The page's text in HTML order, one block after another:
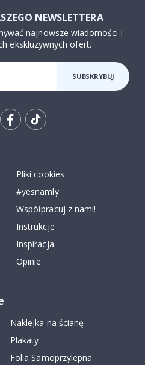
NEWSLETTERA
najnowsze wiadomości i
ekskluzywnych ofert.
SUBSKRYBUJ
Pliki cookies
#yesnamly
Współpracuj z nami!
Instrukcje
Inspiracja
Opinie
Naklejka na ścianę
Plakaty
Folia Samoprzylepna